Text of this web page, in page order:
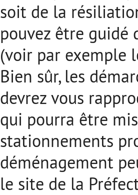
soit de la
pouvez être guidé
(voir par exemple
Bien sûr, les
devrez vous
qui pourra être
stationnements
déménagement
le site de la